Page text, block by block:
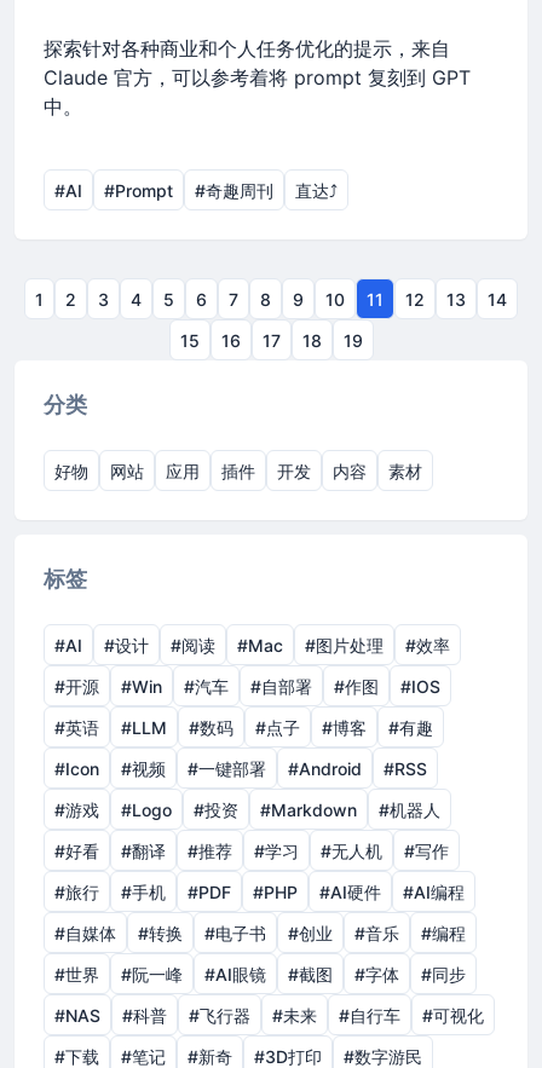
分类
好物 网站 应用 插件 开发 内容 素材
标签
#AI #设计 #阅读 #Mac #图片处理
#效率
#开源
#Win #汽车 #自部署 #作图
#IOS
#英语
#LLM #数码 #点子 #博客
#有趣
#Icon
#视频 #一键部署 #Android
#RSS
#游戏
#Logo #投资 #Markdown
#机器人
#好看
#翻译 #推荐 #学习 #无人机
#写作
#旅行
#手机 #PDF #PHP #AI硬件
#AI编程
#自媒体
#转换 #电子书 #创业 #音乐
#编程
#世界
#阮一峰 #AI眼镜 #截图 #字体
#同步
#NAS
#科普 #飞行器 #未来 #自行车
#可视化
#下载
#笔记 #新奇 #3D打印 #数字游民
探索针对各种商业和个人任务优化的提示，来自
Claude 官方，可以参考着将 prompt 复刻到 GPT
中。
#AI #Prompt #奇趣周刊 直达⤴︎
1 2 3 4 5 6 7 8 9 10 11 12 13
14
15
16 17 18 19